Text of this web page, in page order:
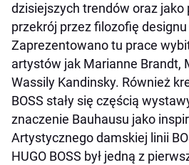
dzisiejszych trendów oraz jako
przekrój przez filozofię designu
Zaprezentowano tu prace
artystów jak Marianne Brandt,
Wassily Kandinsky. Również
BOSS stały się częścią
znaczenie Bauhausu jako
Artystycznego damskiej linii
HUGO BOSS był jedną z